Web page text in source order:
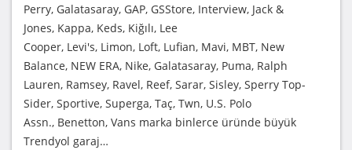
Perry, Galatasaray, GAP, GSStore, Interview, Jack &
Jones, Kappa, Keds, Kiğılı, Lee
Cooper, Levi's, Limon, Loft, Lufian, Mavi, MBT, New
Balance, NEW ERA, Nike, Galatasaray, Puma, Ralph
Lauren, Ramsey, Ravel, Reef, Sarar, Sisley, Sperry Top-
Sider, Sportive, Superga, Taç, Twn, U.S. Polo
Assn., Benetton, Vans marka binlerce üründe büyük
Trendyol garaj…